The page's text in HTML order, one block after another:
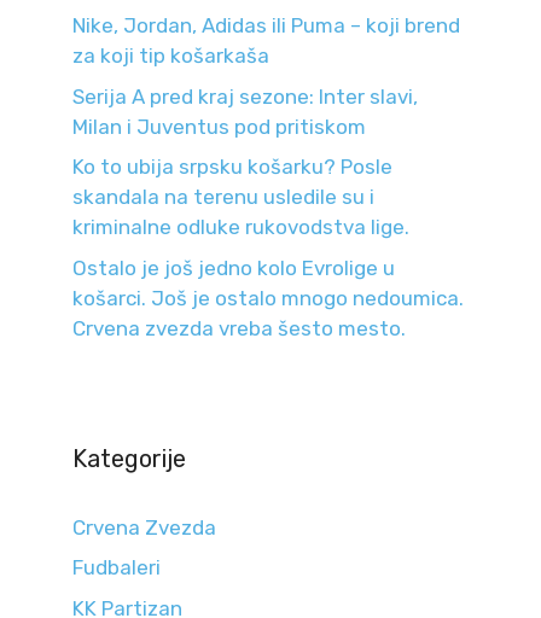
Nike, Jordan, Adidas ili Puma – koji brend
za koji tip košarkaša
Serija A pred kraj sezone: Inter slavi,
Milan i Juventus pod pritiskom
Ko to ubija srpsku košarku? Posle
skandala na terenu usledile su i
kriminalne odluke rukovodstva lige.
Ostalo je još jedno kolo Evrolige u
košarci. Još je ostalo mnogo nedoumica.
Crvena zvezda vreba šesto mesto.
Kategorije
Crvena Zvezda
Fudbaleri
KK Partizan